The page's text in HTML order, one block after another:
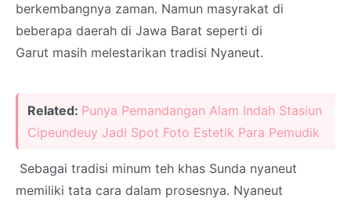
berkembangnya zaman. Namun masyrakat di
beberapa daerah di Jawa Barat seperti di
Garut masih melestarikan tradisi Nyaneut.
Related: Punya Pemandangan Alam Indah Stasiun
Cipeundeuy Jadi Spot Foto Estetik Para Pemudik
Sebagai tradisi minum teh khas Sunda nyaneut
memiliki tata cara dalam prosesnya. Nyaneut